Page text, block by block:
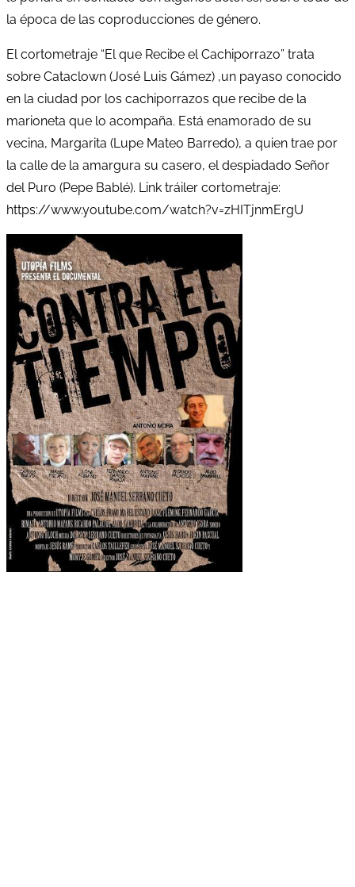
la época de las coproducciones de género.
El cortometraje “El que Recibe el Cachiporrazo” trata
sobre Cataclown (José Luis Gámez) ,un payaso conocido
en la ciudad por los cachiporrazos que recibe de la
marioneta que lo acompaña. Está enamorado de su
vecina, Margarita (Lupe Mateo Barredo), a quien trae por
la calle de la amargura su casero, el despiadado Señor
del Puro (Pepe Bablé). Link tráiler cortometraje:
https://www.youtube.com/watch?v=zHITjnmErgU